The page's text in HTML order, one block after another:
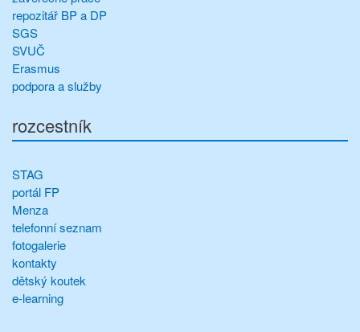
repozitář BP a DP
SGS
SVUČ
Erasmus
podpora a služby
rozcestník
STAG
portál FP
Menza
telefonní seznam
fotogalerie
kontakty
dětský koutek
e-learning